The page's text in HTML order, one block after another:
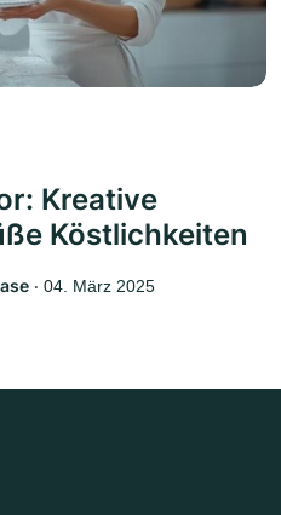
Kreative
Köstlichkeiten
‧ 04. März 2025